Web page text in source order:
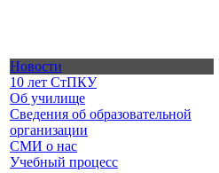
Новости
10 лет СтПКУ
Об училище
Сведения об образовательной
организации
СМИ о нас
Учебный процесс